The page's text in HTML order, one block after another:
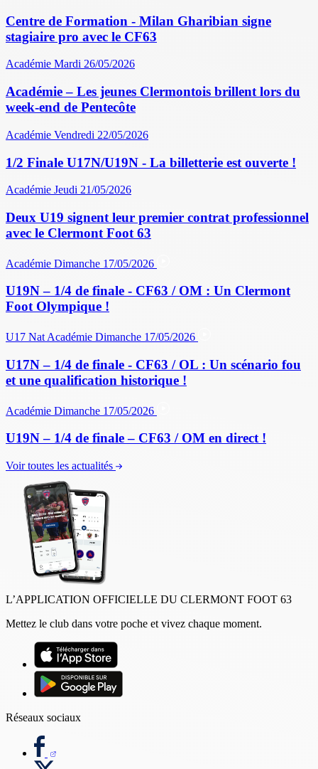
Centre de Formation - Milan Gharibian signe
stagiaire pro avec le CF63
Académie Mardi 26/05/2026
Académie – Les jeunes Clermontois brillent lors du
week-end de Pentecôte
Académie Vendredi 22/05/2026
1/2 Finale U17N/U19N - La billetterie est ouverte !
Académie Jeudi 21/05/2026
Deux U19 signent leur premier contrat professionnel
avec le Clermont Foot 63
Académie Dimanche 17/05/2026
U19N – 1/4 de finale - CF63 / OM : Un Clermont
Foot Olympique !
U17 Nat Académie Dimanche 17/05/2026
U17N – 1/4 de finale - CF63 / OL : Un scénario fou
et une qualification historique !
Académie Dimanche 17/05/2026
U19N – 1/4 de finale – CF63 / OM en direct !
Voir toutes les actualités
L’APPLICATION OFFICIELLE DU CLERMONT FOOT 63
Mettez le club dans votre poche et vivez chaque moment.
Réseaux sociaux